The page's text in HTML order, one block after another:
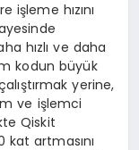
işleme hızını
hızlı ve daha
kodun büyük
yerine,
ve işlemci
Qiskit
kat artmasını